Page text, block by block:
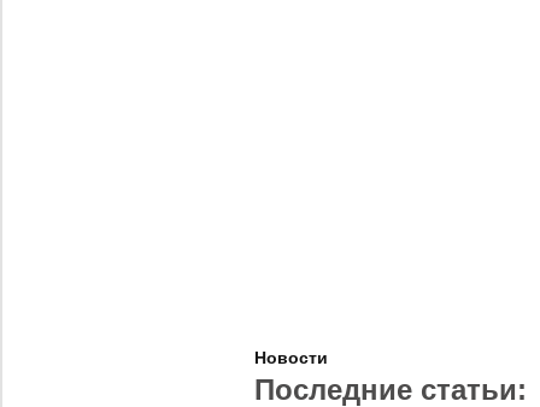
Новости
Последние статьи: